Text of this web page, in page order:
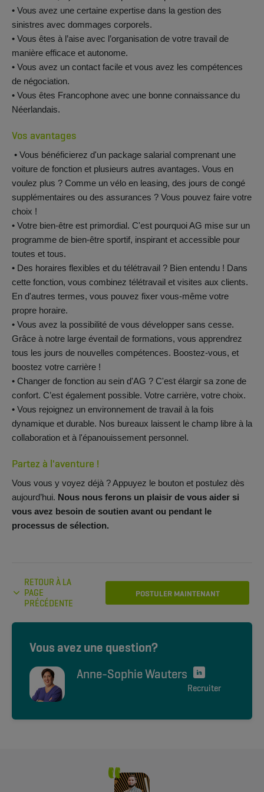
• Vous avez une certaine expertise dans la gestion des
sinistres avec dommages corporels.
• Vous êtes à l’aise avec l’organisation de votre travail de
manière efficace et autonome.
• Vous avez un contact facile et vous avez les compétences
de négociation.
• Vous êtes Francophone avec une bonne connaissance du
Néerlandais.
Vos avantages
• Vous bénéficierez d'un package salarial comprenant une
voiture de fonction et plusieurs autres avantages. Vous en
voulez plus ? Comme un vélo en leasing, des jours de congé
supplémentaires ou des assurances ? Vous pouvez faire votre
choix !
• Votre bien-être est primordial. C'est pourquoi AG mise sur un
programme de bien-être sportif, inspirant et accessible pour
toutes et tous.
• Des horaires flexibles et du télétravail ? Bien entendu ! Dans
cette fonction, vous combinez télétravail et visites aux clients.
En d'autres termes, vous pouvez fixer vous-même votre
propre horaire.
• Vous avez la possibilité de vous développer sans cesse.
Grâce à notre large éventail de formations, vous apprendrez
tous les jours de nouvelles compétences. Boostez-vous, et
boostez votre carrière !
• Changer de fonction au sein d'AG ? C'est élargir sa zone de
confort. C’est également possible. Votre carrière, votre choix.
• Vous rejoignez un environnement de travail à la fois
dynamique et durable. Nos bureaux laissent le champ libre à la
collaboration et à l'épanouissement personnel.
Partez à l'aventure !
Vous vous y voyez déjà ? Appuyez le bouton et postulez dès
aujourd’hui. Nous nous ferons un plaisir de vous aider si
vous avez besoin de soutien avant ou pendant le
processus de sélection.
Vous avez une question?
Anne-Sophie Wauters
Recruiter
RETOUR À LA
PAGE
PRÉCÉDENTE
POSTULER MAINTENANT